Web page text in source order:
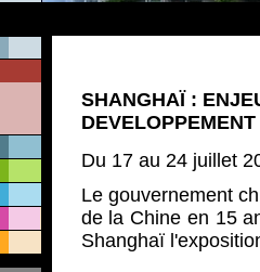
SHANGHAÏ :
Du 17 au 24 juillet
Le gouvernement
de la Chine en 15
Shanghaï